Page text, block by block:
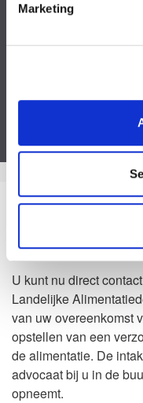
Marketing
Privacyverklaring
Ik ga akkoord met deprivacy
algemene
Zo kan
Waarom Landelijke
U kunt nu direct
Landelijke
van uw overeenkomst
opstellen van een
de alimentatie. De
advocaat bij u in de
opneemt.